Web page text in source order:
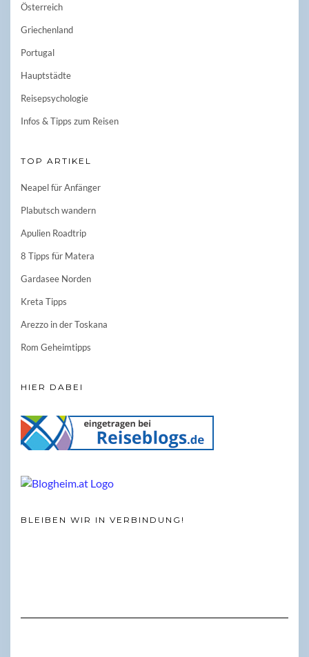
Österreich
Griechenland
Portugal
Hauptstädte
Reisepsychologie
Infos & Tipps zum Reisen
TOP ARTIKEL
Neapel für Anfänger
Plabutsch wandern
Apulien Roadtrip
8 Tipps für Matera
Gardasee Norden
Kreta Tipps
Arezzo in der Toskana
Rom Geheimtipps
HIER DABEI
BLEIBEN WIR IN VERBINDUNG!